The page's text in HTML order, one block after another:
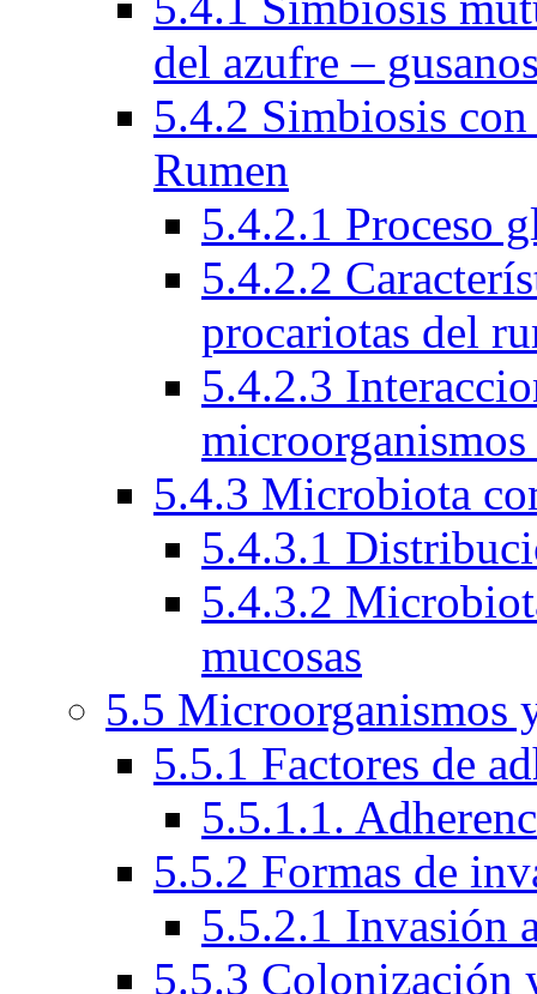
del azufre –
5.4.2 Simbiosis
Rumen
5.4.2.1 Proceso
5.4.2.2
procariotas del
5.4.2.3
5.4.3 Microbiota
5.4.3.1
5.4.3.2
mucosas
5.5 Microorganismos
5.5.1 Factores de
5.5.1.1.
5.5.2 Formas de
5.5.2.1 Invasión
5.5.3 Colonización